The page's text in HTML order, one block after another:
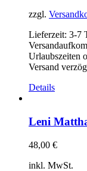
zzgl.
Lieferzeit: 3-7
Urlaubszeiten
Versand
Details
Leni
48,00 €
inkl. MwSt.